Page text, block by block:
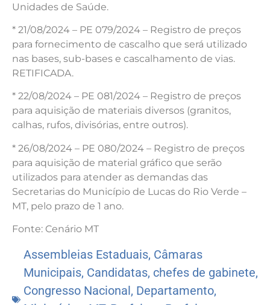
Unidades de Saúde.
* 21/08/2024 – PE 079/2024 – Registro de preços
para fornecimento de cascalho que será utilizado
nas bases, sub-bases e cascalhamento de vias.
RETIFICADA.
* 22/08/2024 – PE 081/2024 – Registro de preços
para aquisição de materiais diversos (granitos,
calhas, rufos, divisórias, entre outros).
* 26/08/2024 – PE 080/2024 – Registro de preços
para aquisição de material gráfico que serão
utilizados para atender as demandas das
Secretarias do Município de Lucas do Rio Verde –
MT, pelo prazo de 1 ano.
Fonte: Cenário MT
Assembleias Estaduais, Câmaras
Municipais, Candidatas, chefes de gabinete,
Congresso Nacional, Departamento,